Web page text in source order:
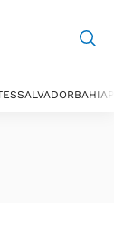
SALVADORBAHIA